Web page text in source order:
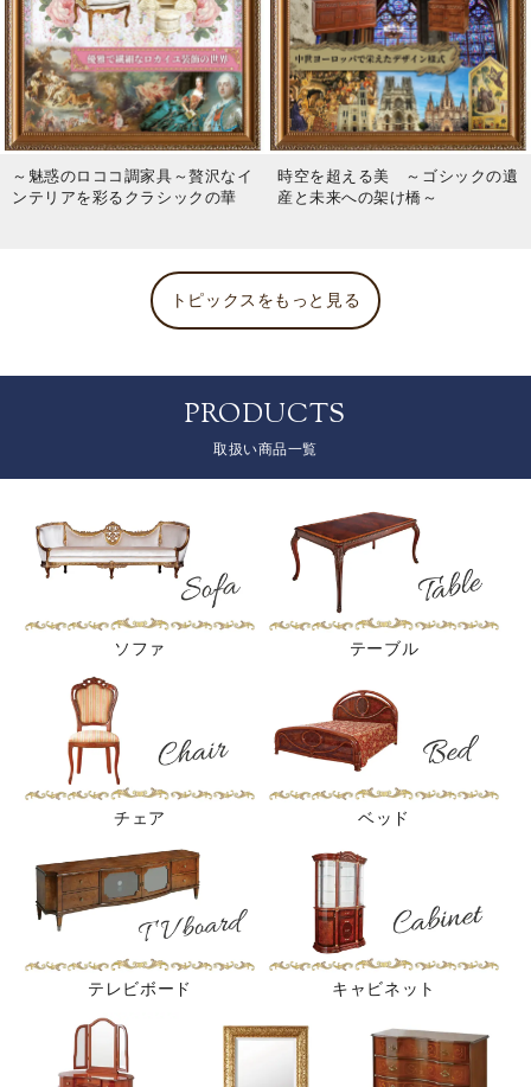
～魅惑のロココ調家具～贅沢なイ
ンテリアを彩るクラシックの華
時空を超える美 ～ゴシックの遺
産と未来への架け橋～
トピックスをもっと見る
PRODUCTS
取扱い商品一覧
ソファ テーブル
チェア ベッド
テレビボード キャビネット